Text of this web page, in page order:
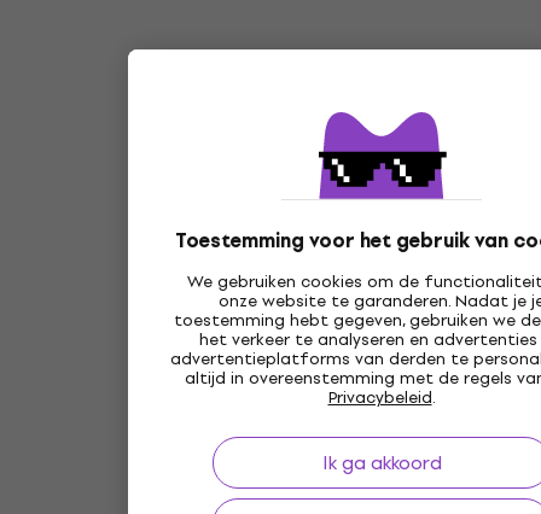
Toestemming voor het gebruik van
We gebruiken cookies om de
onze website te garanderen. Nadat je
toestemming hebt gegeven, gebruiken we
het verkeer te analyseren en
advertentieplatforms van derden te
altijd in overeenstemming met de regels
Privacybeleid.
Ik ga akkoord